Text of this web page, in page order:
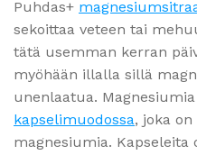
Puhdas+
sekoittaa veteen tai
tätä usemman kerran
myöhään illalla sillä
unenlaatua.
kapselimuodossa, joka
magnesiumia. Kapseleita